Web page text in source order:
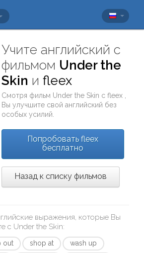
Учите английский с
фильмом Under the
Skin иfleex
Смотря фильм Under the Skin сfleex
Вы улучшите свой английский без
особых усилий.
Попробовать fleex
бесплатно
Назад к списку фильмов
выражения, которые Вы
с Under the Skin:
out shop at
wash up